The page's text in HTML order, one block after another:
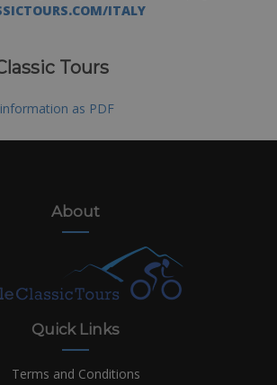
ITALY
Tours
as PDF
About
Quick Links
Terms and Conditions